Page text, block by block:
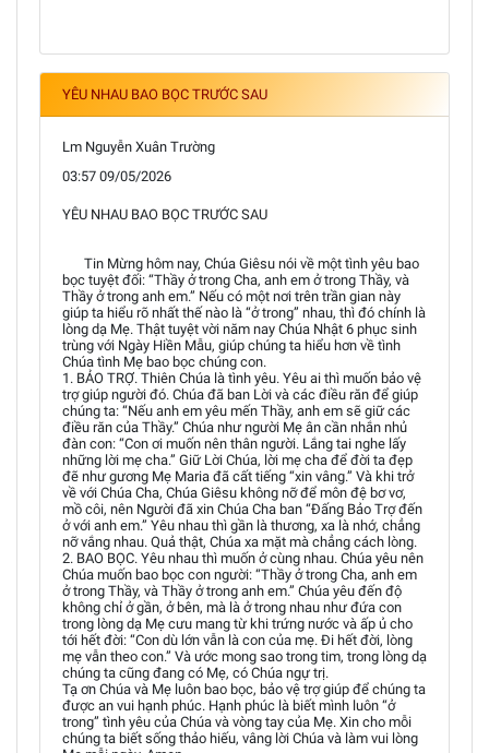
YÊU NHAU BAO BỌC TRƯỚC SAU
Lm Nguyễn Xuân Trường
03:57 09/05/2026
YÊU NHAU BAO BỌC TRƯỚC SAU
Tin Mừng hôm nay, Chúa Giêsu nói về một tình yêu bao
bọc tuyệt đối: “Thầy ở trong Cha, anh em ở trong Thầy, và
Thầy ở trong anh em.” Nếu có một nơi trên trần gian này
giúp ta hiểu rõ nhất thế nào là “ở trong” nhau, thì đó chính là
lòng dạ Mẹ. Thật tuyệt vời năm nay Chúa Nhật 6 phục sinh
trùng với Ngày Hiền Mẫu, giúp chúng ta hiểu hơn về tình
Chúa tình Mẹ bao bọc chúng con.
1. BẢO TRỢ. Thiên Chúa là tình yêu. Yêu ai thì muốn bảo vệ
trợ giúp người đó. Chúa đã ban Lời và các điều răn để giúp
chúng ta: “Nếu anh em yêu mến Thầy, anh em sẽ giữ các
điều răn của Thầy.” Chúa như người Mẹ ân cần nhắn nhủ
đàn con: “Con ơi muốn nên thân người. Lắng tai nghe lấy
những lời mẹ cha.” Giữ Lời Chúa, lời mẹ cha để đời ta đẹp
đẽ như gương Mẹ Maria đã cất tiếng “xin vâng.” Và khi trở
về với Chúa Cha, Chúa Giêsu không nỡ để môn đệ bơ vơ,
mồ côi, nên Người đã xin Chúa Cha ban “Đấng Bảo Trợ đến
ở với anh em.” Yêu nhau thì gần là thương, xa là nhớ, chẳng
nỡ vắng nhau. Quả thật, Chúa xa mặt mà chẳng cách lòng.
2. BAO BỌC. Yêu nhau thì muốn ở cùng nhau. Chúa yêu nên
Chúa muốn bao bọc con người: “Thầy ở trong Cha, anh em
ở trong Thầy, và Thầy ở trong anh em.” Chúa yêu đến độ
không chỉ ở gần, ở bên, mà là ở trong nhau như đứa con
trong lòng dạ Mẹ cưu mang từ khi trứng nước và ấp ủ cho
tới hết đời: “Con dù lớn vẫn là con của mẹ. Đi hết đời, lòng
mẹ vẫn theo con.” Và ước mong sao trong tim, trong lòng dạ
chúng ta cũng đang có Mẹ, có Chúa ngự trị.
Tạ ơn Chúa và Mẹ luôn bao bọc, bảo vệ trợ giúp để chúng ta
được an vui hạnh phúc. Hạnh phúc là biết mình luôn “ở
trong” tình yêu của Chúa và vòng tay của Mẹ. Xin cho mỗi
chúng ta biết sống thảo hiếu, vâng lời Chúa và làm vui lòng